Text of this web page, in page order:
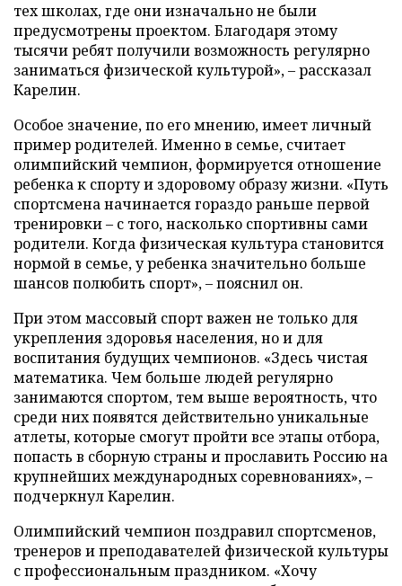
тех школах, где они изначально не были
предусмотрены проектом. Благодаря этому
тысячи ребят получили возможность регулярно
заниматься физической культурой», – рассказал
Карелин.
Особое значение, по его мнению, имеет личный
пример родителей. Именно в семье, считает
олимпийский чемпион, формируется отношение
ребенка к спорту и здоровому образу жизни. «Путь
спортсмена начинается гораздо раньше первой
тренировки – с того, насколько спортивны сами
родители. Когда физическая культура становится
нормой в семье, у ребенка значительно больше
шансов полюбить спорт», – пояснил он.
При этом массовый спорт важен не только для
укрепления здоровья населения, но и для
воспитания будущих чемпионов. «Здесь чистая
математика. Чем больше людей регулярно
занимаются спортом, тем выше вероятность, что
среди них появятся действительно уникальные
атлеты, которые смогут пройти все этапы отбора,
попасть в сборную страны и прославить Россию на
крупнейших международных соревнованиях», –
подчеркнул Карелин.
Олимпийский чемпион поздравил спортсменов,
тренеров и преподавателей физической культуры
с профессиональным праздником. «Хочу